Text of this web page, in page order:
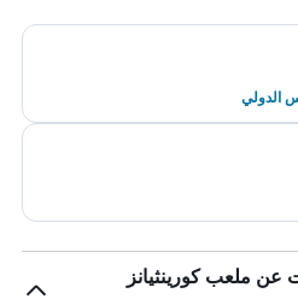
الدولي
عن ملعب كورينثيانز